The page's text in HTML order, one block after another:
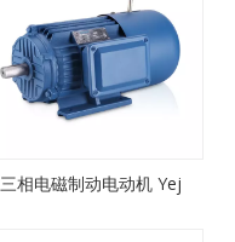
三相电磁制动电动机 Yej